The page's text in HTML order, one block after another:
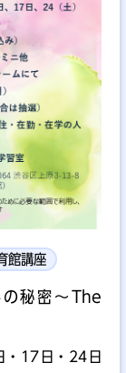
館講座
秘密～The
・17日・24日